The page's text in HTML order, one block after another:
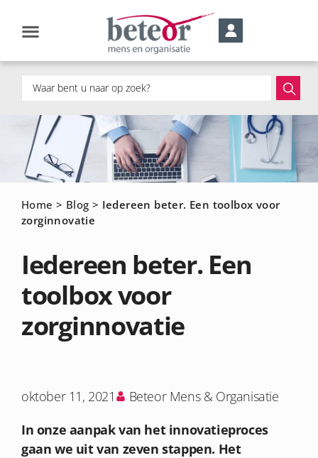
Home > Blog > Iedereen beter. Een toolbox voor
zorginnovatie
Iedereen beter. Een
toolbox voor
zorginnovatie
oktober 11, 2021
Beteor Mens & Organisatie
In onze aanpak van het innovatieproces
gaan we uit van zeven stappen. Het